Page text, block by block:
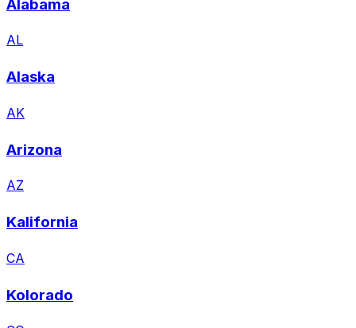
Alabama
AL
Alaska
AK
Arizona
AZ
Kalifornia
CA
Kolorado